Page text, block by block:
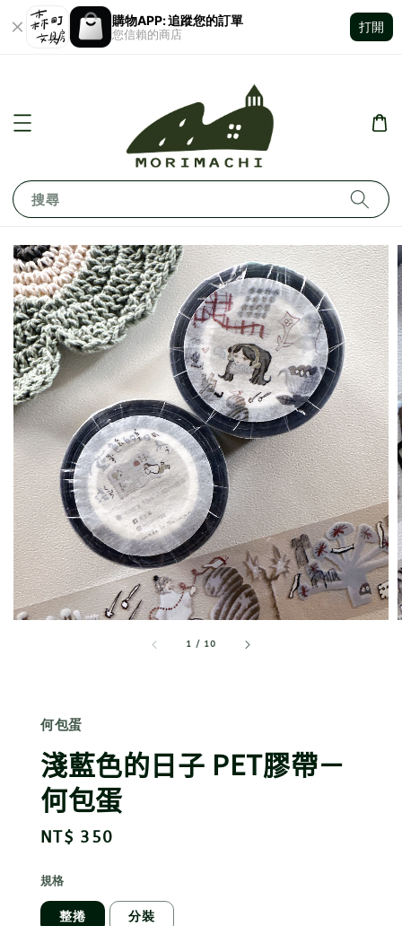
購物APP: 追蹤您的訂單
您信賴的商店
打開
搜尋
1 / 10
何包蛋
淺藍色的日子 PET膠帶－
何包蛋
Regular
NT$ 350
規格
整捲 分裝